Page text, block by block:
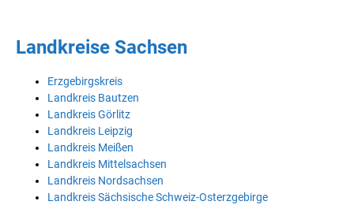
Landkreise Sachsen
Erzgebirgskreis
Landkreis Bautzen
Landkreis Görlitz
Landkreis Leipzig
Landkreis Meißen
Landkreis Mittelsachsen
Landkreis Nordsachsen
Landkreis Sächsische Schweiz-Osterzgebirge